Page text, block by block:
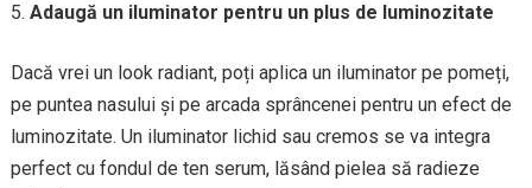
Adaugă un iluminator pentru un plus de luminozitate
Dacă vrei un look radiant, poți aplica un iluminator pe pomeți,
pe puntea nasului și pe arcada sprâncenei pentru un efect de
luminozitate. Un iluminator lichid sau cremos se va integra
perfect cu fondul de ten serum, lăsând pielea să radieze